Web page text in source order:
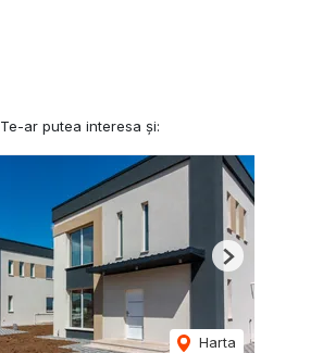
Te-ar putea interesa și:
Harta
Next